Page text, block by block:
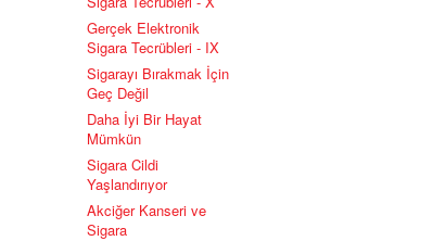
Gerçek Elektronik
Sigara Tecrübleri - IX
Sigarayı Bırakmak İçin
Geç Değil
Daha İyi Bir Hayat
Mümkün
Sigara Cildi
Yaşlandırıyor
Akciğer Kanseri ve
Sigara